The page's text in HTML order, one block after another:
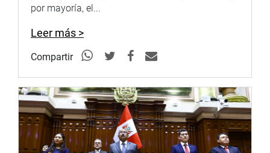
por mayoría, el...
Leer más >
Compartir